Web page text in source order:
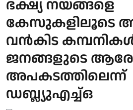
ഭക്ഷ്യ നയങ്ങളെ
കേസുകളിലൂടെ
വൻകിട
ജനങ്ങളുടെ
അപകടത്തിലെന്ന്
ഡബ്ല്യുഎച്ച്ഒ